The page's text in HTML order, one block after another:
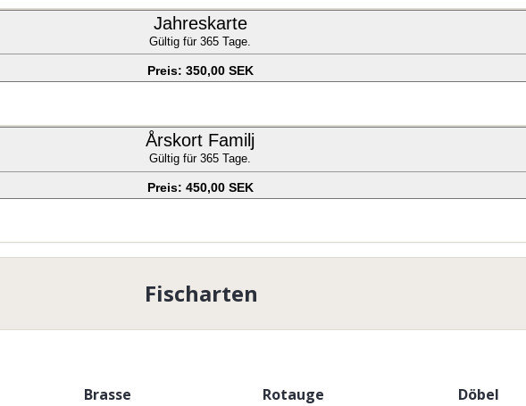
Jahreskarte
Gültig für 365 Tage.
Preis: 350,00 SEK
Årskort Familj
Gültig für 365 Tage.
Preis: 450,00 SEK
Fischarten
Brasse Rotauge Döbel